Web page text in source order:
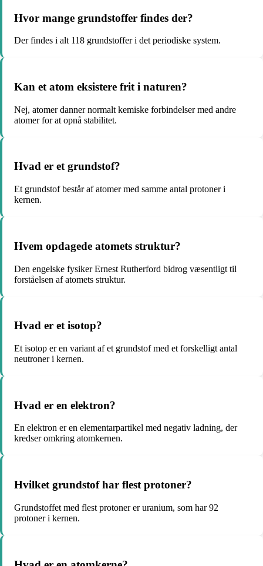
Hvor mange grundstoffer findes der?
Der findes i alt 118 grundstoffer i det periodiske system.
Kan et atom eksistere frit i naturen?
Nej, atomer danner normalt kemiske forbindelser med andre
atomer for at opnå stabilitet.
Hvad er et grundstof?
Et grundstof består af atomer med samme antal protoner i
kernen.
Hvem opdagede atomets struktur?
Den engelske fysiker Ernest Rutherford bidrog væsentligt til
forståelsen af atomets struktur.
Hvad er et isotop?
Et isotop er en variant af et grundstof med et forskelligt antal
neutroner i kernen.
Hvad er en elektron?
En elektron er en elementarpartikel med negativ ladning, der
kredser omkring atomkernen.
Hvilket grundstof har flest protoner?
Grundstoffet med flest protoner er uranium, som har 92
protoner i kernen.